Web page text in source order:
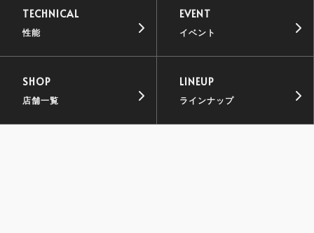
TECHNICAL
性能
EVENT
イベント
SHOP
店舗一覧
LINEUP
ラインナップ